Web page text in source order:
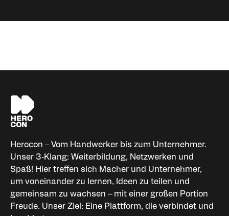
Niklas Palm
Herocon – Vom Handwerker bis zum Unternehmer.
Unser 3‑Klang: Weiterbildung, Netzwerken und
Spaß! Hier treffen sich Macher und Unternehmer,
um voneinander zu lernen, Ideen zu teilen und
gemeinsam zu wachsen – mit einer großen Portion
Freude. Unser Ziel: Eine Plattform, die verbindet und